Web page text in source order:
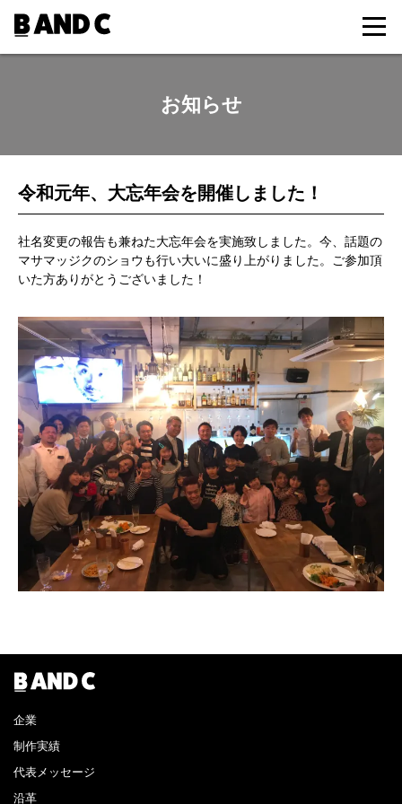
お知らせ
令和元年、大忘年会を開催しました！
社名変更の報告も兼ねた大忘年会を実施致しました。今、話題の
マサマッジクのショウも行い大いに盛り上がりました。ご参加頂
いた方ありがとうございました！
企業
制作実績
代表メッセージ
沿革